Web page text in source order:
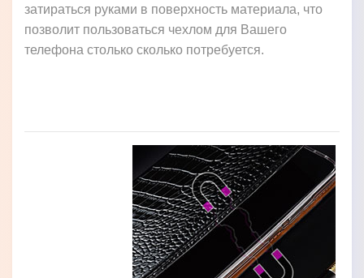
затираться руками в поверхность материала, что
позволит пользоваться чехлом для Вашего
телефона столько сколько потребуется.